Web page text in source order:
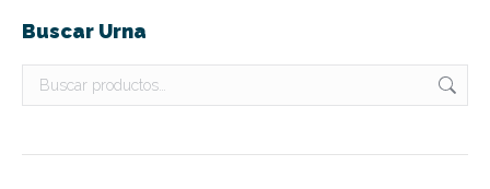
Buscar Urna